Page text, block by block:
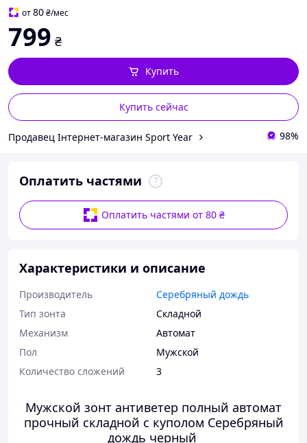
от80₴/мес
799 ₴
Купить сейчас
Купить
Продавец Інтернет-магазин Sport Year 98%
Оплатить частями
Оплатить частями от 80 ₴
Характеристики и описание
Производитель
Серебряный дождь
Тип зонта
Складной
Механизм
Автомат
Пол
Мужской
Количество сложений
3
Мужской зонт антиветер полный автомат
прочный складной с куполом Серебряный
дождь черный